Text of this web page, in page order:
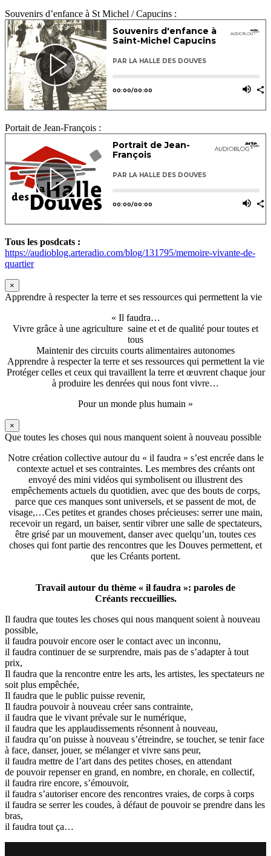
Souvenirs d’enfance à St Michel / Capucins :
Portait de Jean-François :
Tous les posdcats :
https://audioblog.arteradio.com/blog/131795/memoire-vivante-de-
quartier
×
Apprendre à respecter la terre et ses ressources qui permettent la vie
« Il faudra…
Vivre grâce à une agriculture saine et et de qualité pour toutes et
tous
Maintenir des circuits courts alimentaires autonomes
Apprendre à respecter la terre et ses ressources qui permettent la vie
Protéger celles et ceux qui travaillent la terre et œuvrent chaque jour
à produire les denrées qui nous font vivre…
Pour un monde plus humain »
×
Que toutes les choses qui nous manquent soient à nouveau possible
Notre création collective autour du « il faudra » s’est encrée dans le
contexte actuel et ses contraintes. Les membres des créants ont
envoyé des mini vidéos qui symbolisent ou illustrent des
empêchements actuels du quotidien, avec que des bouts de corps,
parce que ces manques sont universels, et se passent de mot, de
visage,…Ces petites et grandes choses précieuses: serrer une main,
recevoir un regard, un baiser, sentir vibrer une salle de spectateurs,
être grisé par un mouvement, danser avec quelqu’un, toutes ces
choses qui font partie des rencontres que les Douves permettent, et
que les Créants portent.
Travail autour du thème « il faudra »: paroles de
Créants reccueillies.
Il faudra que toutes les choses qui nous manquent soient à nouveau
possible,
il faudra pouvoir encore oser le contact avec un inconnu,
il faudra continuer de se surprendre, mais pas de s’adapter à tout
prix,
Il faudra que la rencontre entre les arts, les artistes, les spectateurs ne
soit plus empêchée,
Il faudra que le public puisse revenir,
Il faudra pouvoir à nouveau créer sans contrainte,
il faudra que le vivant prévale sur le numérique,
il faudra que les applaudissements résonnent à nouveau,
il faudra qu’on puisse à nouveau s’étreindre, se toucher, se tenir face
à face, danser, jouer, se mélanger et vivre sans peur,
il faudra mettre de l’art dans des petites choses, en attendant
de pouvoir repenser en grand, en nombre, en chorale, en collectif,
il faudra rire encore, s’émouvoir,
il faudra s’autoriser encore des rencontres vraies, de corps à corps
il faudra se serrer les coudes, à défaut de pouvoir se prendre dans les
bras,
il faudra tout ça…